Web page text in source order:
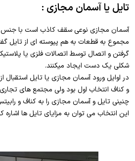
تایل یا آسمان مجازی :
آسمان مجازی نوعی سقف کاذب است با
مجموع به قطعات به هم پیوسته ای از تایل
گرفتن و اتصال توسط اتصالات فلزی یا
شکلی یک دست ایجاد میکنند.
در اوایل ورود آسمان مجازی یا تایل استقبال
و کناف انتخاب اول بود ولی مجتمع های تجاری
چنینی تایل و آسمان مجازی را به کناف و
این انتخاب می توان به مزایای تایل ها اشاره